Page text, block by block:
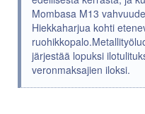
Mombasa M13
Hiekkaharjua kohti
järjestää lopuksi
veronmaksajien iloksi.